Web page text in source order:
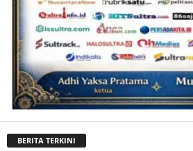
BERITA TERKINI